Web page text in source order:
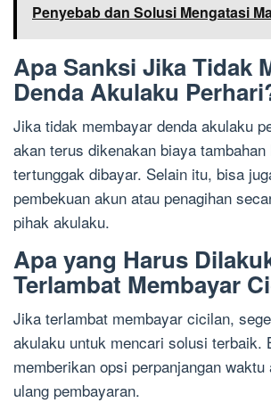
Penyebab dan Solusi Mengatasi
Apa Sanksi Jika Tidak
Denda Akulaku
Jika tidak membayar denda akulaku
akan terus dikenakan biaya
tertunggak dibayar. Selain itu, bisa
pembekuan akun atau penagihan
pihak akulaku.
Apa yang Harus
Terlambat Membayar
Jika terlambat membayar cicilan,
akulaku untuk mencari solusi terbaik.
memberikan opsi perpanjangan waktu
ulang pembayaran.